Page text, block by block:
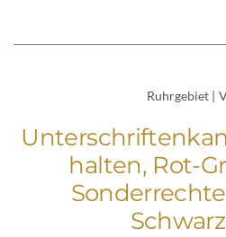
Ruhrgebiet |
halten, Rot-